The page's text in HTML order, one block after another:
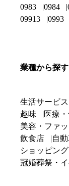
0983
0984
09913
0993
業種から探す
生活サービス
趣味
医療
美容・ファ
飲食店
自
ショッピング
冠婚葬祭・イ